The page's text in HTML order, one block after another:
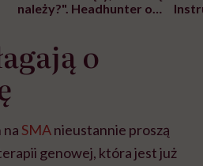
należy?". Headhunter o
pracy
o
na SMAnieustannie proszą
genowej, która jest już